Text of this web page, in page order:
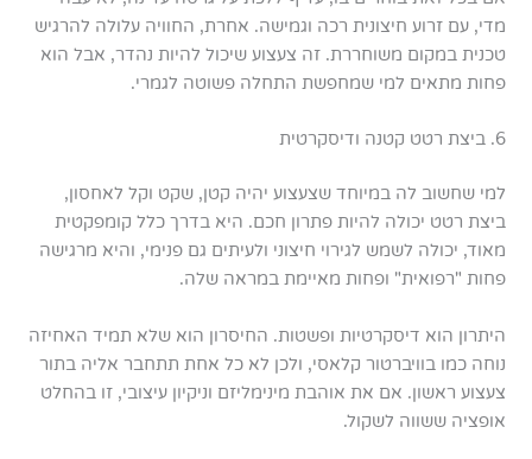
מדי, עם זרוע חיצונית רכה וגמישה. אחרת, החוויה עלולה להרגיש
טכנית במקום משוחררת. זה צעצוע שיכול להיות נהדר, אבל הוא
פחות מתאים למי שמחפשת התחלה פשוטה לגמרי.
6. ביצת רטט קטנה ודיסקרטית
למי שחשוב לה במיוחד שצעצוע יהיה קטן, שקט וקל לאחסון,
ביצת רטט יכולה להיות פתרון חכם. היא בדרך כלל קומפקטית
מאוד, יכולה לשמש לגירוי חיצוני ולעיתים גם פנימי, והיא מרגישה
פחות "רפואית" ופחות מאיימת במראה שלה.
היתרון הוא דיסקרטיות ופשטות. החיסרון הוא שלא תמיד האחיזה
נוחה כמו בוויברטור קלאסי, ולכן לא כל אחת תתחבר אליה בתור
צעצוע ראשון. אם את אוהבת מינימליזם וניקיון עיצובי, זו בהחלט
אופציה ששווה לשקול.